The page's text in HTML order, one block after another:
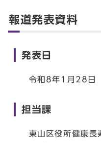
報道発表資料
発表日
令和8年1月28日
担当課
東山区役所健康